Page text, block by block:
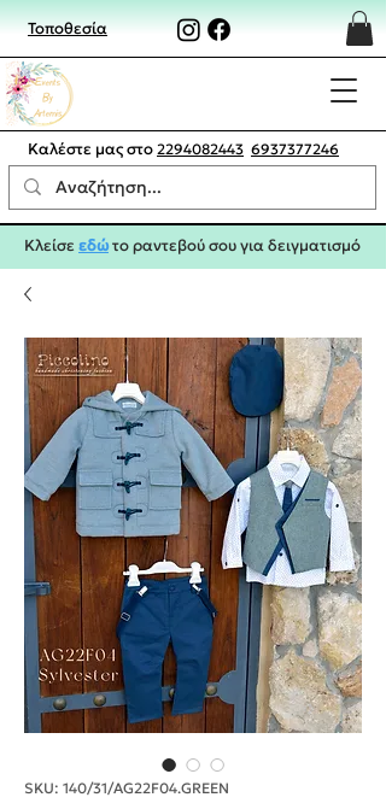
Τοποθεσία
Καλέστε μας στο 2294082443 6937377246
Κλείσεεδώτο ραντεβού σου για δειγματισμό
SKU: 140/31/AG22F04.GREEN